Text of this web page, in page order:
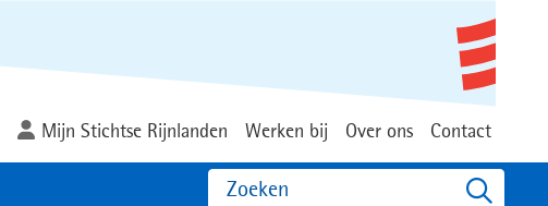
Mijn Stichtse Rijnlanden Werken bij Over ons Contact
Zoeken